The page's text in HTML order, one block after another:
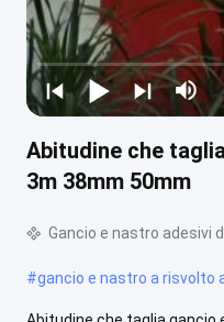
Abitudine che
3m 38mm 50mm
Gancio e nastro adesivi
#gancio e nastro a risvolto